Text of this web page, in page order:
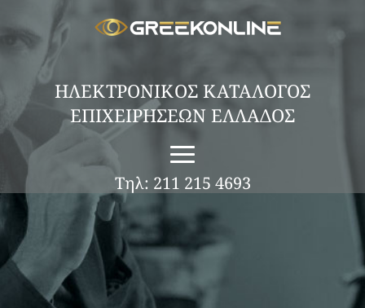
ΗΛΕΚΤΡΟΝΙΚΟΣ ΚΑΤΑΛΟΓΟΣ
ΕΠΙΧΕΙΡΗΣΕΩΝ ΕΛΛΑΔΟΣ
Τηλ: 211 215 4693